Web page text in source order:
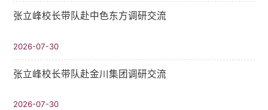
张立峰校长带队赴中色东方调研交流
2026-07-30
张立峰校长带队赴金川集团调研交流
2026-07-30